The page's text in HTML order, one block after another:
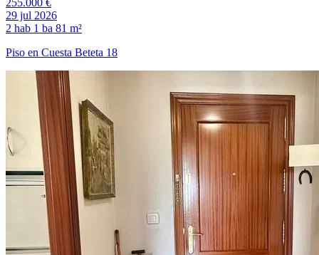
29 jul 2026
2 hab 1 ba 81 m²
Piso en Cuesta Beteta 18